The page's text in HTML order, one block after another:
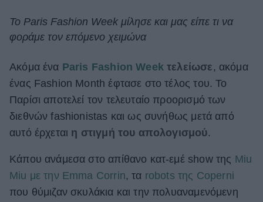
Deco
Cooking
Αφιερώματα
ΒΟΞ
Χωρίς Ταμπέλες
Το Paris Fashion Week μίλησε και μας είπε τι να
φοράμε τον επόμενο χειμώνα
Ακόμα ένα Paris Fashion Week τελείωσε , ακόμα
ένας Fashion Month έφτασε στο τέλος του. Το
Παρίσι αποτελεί τον τελευταίο προορισμό των
διεθνών fashionistas και ως συνήθως μετά από
αυτό έρχεται η στιγμή του απολογισμού.
Κάπου ανάμεσα στο απίθανο κατ-εμέ show της Miu
Miu με την Emma Corrin, τα robots της Coperni
που θύμιζαν σκυλάκια και την πολυαναμενόμενη